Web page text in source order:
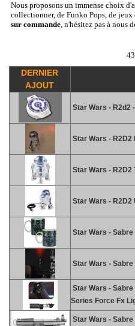
Nous proposons un immense choix
collectionner, de Funko Pops, de
sur commande, n'hésitez pas à nous
DERNIER
AJOUT
Star Wars - R2d2
Star Wars -
Star Wars - R2D2
Star Wars - R2D2
Star Wars -
Star Wars -
Star Wars -
Series Force Fx
Star Wars -